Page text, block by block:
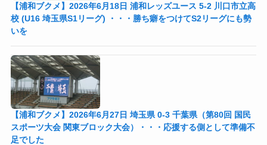
【浦和ブクメ】2026年6月18日 浦和レッズユース 5-2 川口市立高
校 (U16 埼玉県S1リーグ) ・・・勝ち癖をつけてS2リーグにも勢
いを
【浦和ブクメ】2026年6月27日 埼玉県 0-3 千葉県（第80回 国民
スポーツ大会 関東ブロック大会）・・・応援する側として準備不
足でした